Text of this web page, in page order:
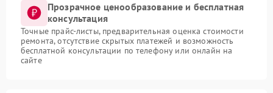
Прозрачное ценообразование и бесплатная
консультация
Точные прайс-листы, предварительная оценка стоимости
ремонта, отсутствие скрытых платежей и возможность
бесплатной консультации по телефону или онлайн на
сайте